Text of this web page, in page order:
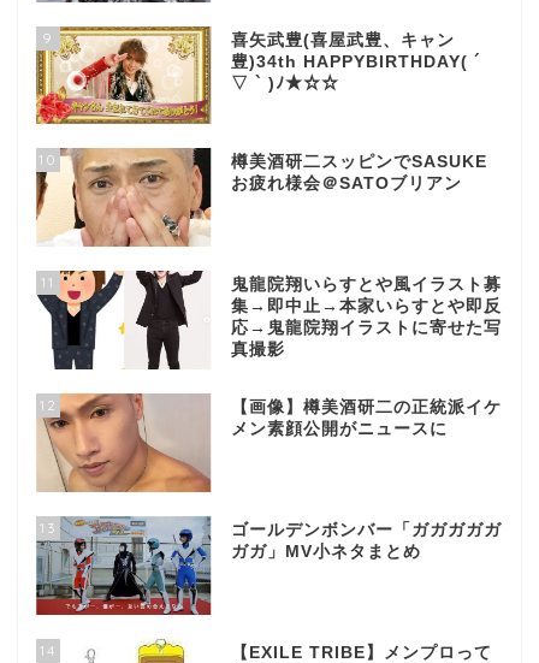
9
喜矢武豊(喜屋武豊、キャン
豊)34th HAPPYBIRTHDAY( ´
▽ ` )ﾉ★☆☆
10
樽美酒研二スッピンでSASUKE
お疲れ様会＠SATOブリアン
11
鬼龍院翔いらすとや風イラスト募
集→即中止→本家いらすとや即反
応→鬼龍院翔イラストに寄せた写
真撮影
12
【画像】樽美酒研二の正統派イケ
メン素顔公開がニュースに
13
ゴールデンボンバー「ガガガガガ
ガガ」MV小ネタまとめ
14
【EXILE TRIBE】メンプロって